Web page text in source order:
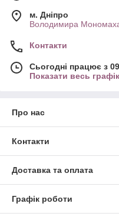
м. Дніпро
Володимира
Контакти
Сьогодні працює з
Показати весь
Про нас
Контакти
Доставка та оплата
Графік роботи